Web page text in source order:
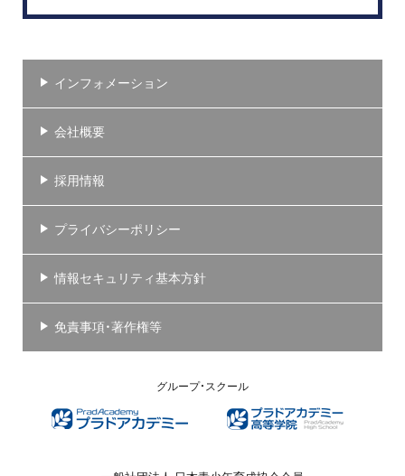
インフォメーション
会社概要
採用情報
プライバシーポリシー
情報セキュリティ基本方針
免責事項・著作権等
グループ・スクール